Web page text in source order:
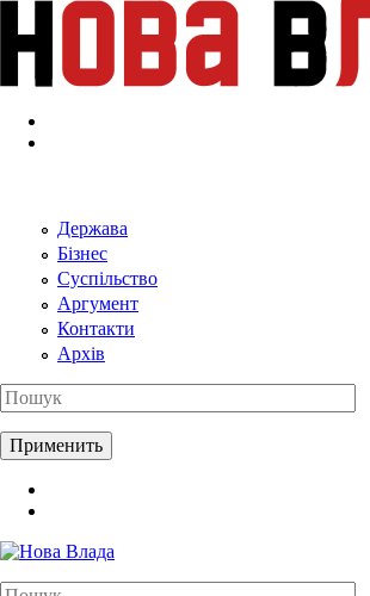
Перейти к основному содержанию
Держава
Бізнес
Суспільство
Аргумент
Контакти
Архів